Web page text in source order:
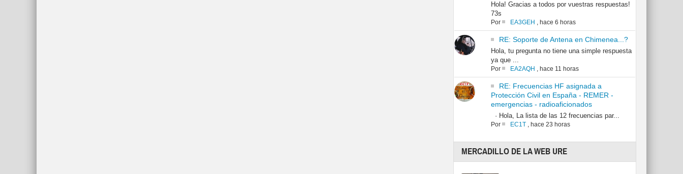
Hola! Gracias a todos por vuestras respuestas!
73s
Por EA3GEH , hace 6 horas
RE: Soporte de Antena en Chimenea...?
Hola, tu pregunta no tiene una simple respuesta
ya que ...
Por EA2AQH , hace 11 horas
RE: Frecuencias HF asignada a
Protección Civil en España - REMER -
emergencias - radioaficionados
· Hola, La lista de las 12 frecuencias par...
Por EC1T, hace 23 horas
MERCADILLO DE LA WEB URE